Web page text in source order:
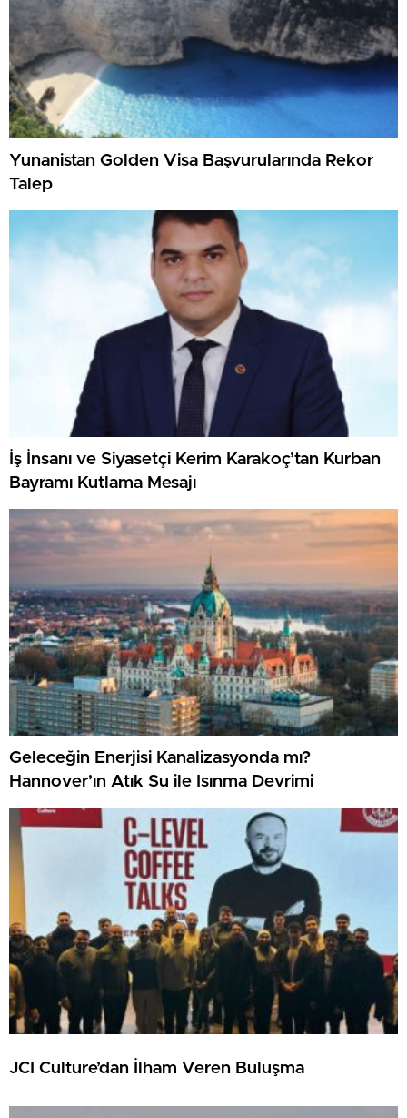
Yunanistan Golden Visa Başvurularında Rekor
Talep
İş İnsanı ve Siyasetçi Kerim Karakoç’tan Kurban
Bayramı Kutlama Mesajı
Geleceğin Enerjisi Kanalizasyonda mı?
Hannover’ın Atık Su ile Isınma Devrimi
JCI Culture’dan İlham Veren Buluşma